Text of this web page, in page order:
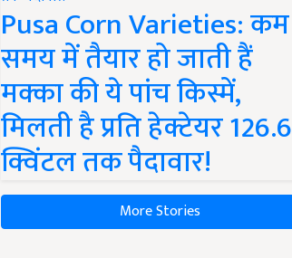
Pusa Corn Varieties: कम
समय में तैयार हो जाती हैं
मक्का की ये पांच किस्में,
मिलती है प्रति हेक्टेयर 126.6
क्विंटल तक पैदावार!
More Stories